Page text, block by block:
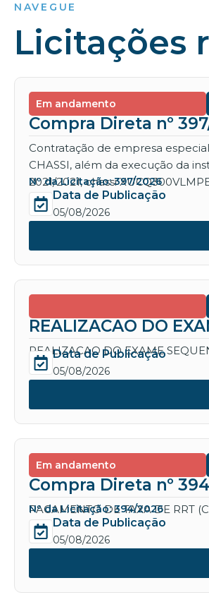
NAVEGUE
Licitações
Em andamento
Compra Direta nº
Contratação de empresa
CHASSI, além da execução da
2021/2021, chassi
Nº da Licitação: 397/2026
Data de Publicação
05/08/2026
REALIZACAO DO
REALIZACAO DO EXAME
Data de Publicação
05/08/2026
Em andamento
Compra Direta nº
PAGAMENTO DE TAXA DE RRT
Nº da Licitação: 394/2026
Data de Publicação
05/08/2026